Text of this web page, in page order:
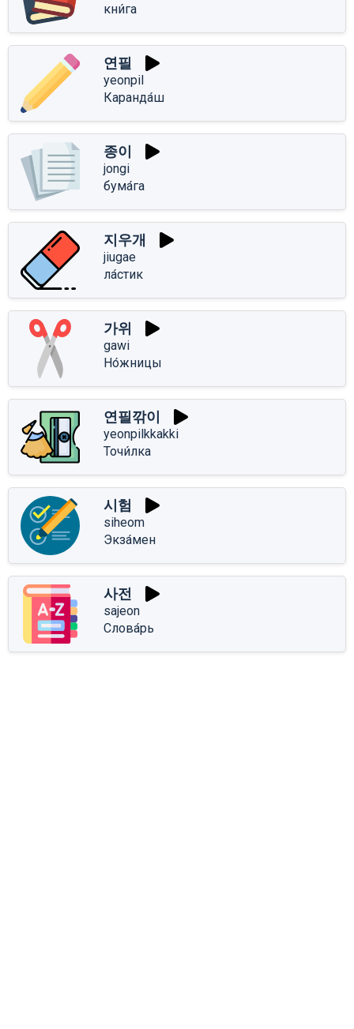
кни́га
연필
yeonpil
Каранда́ш
종이
jongi
бума́га
지우개
jiugae
ла́стик
가위
gawi
Но́жницы
연필깎이
yeonpilkkakki
Точи́лка
시험
siheom
Экза́мен
사전
sajeon
Слова́рь